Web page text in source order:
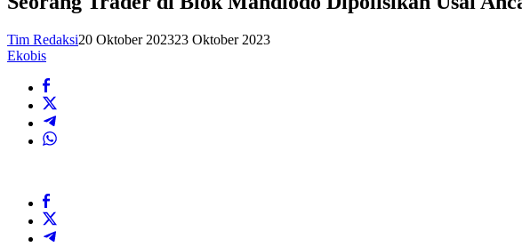
Tim Redaksi20 Oktober 202323 Oktober 2023
Ekobis